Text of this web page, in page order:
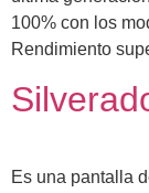
100% con los
Rendimiento
Es una pantalla